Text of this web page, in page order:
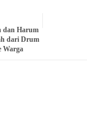
ter
dan Harum
dari Drum
Warga